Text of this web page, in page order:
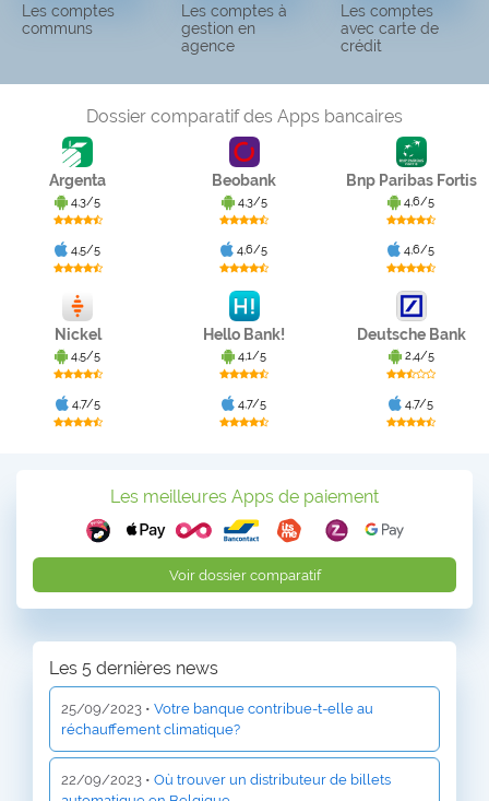
Les comptes
communs
Les comptes à
gestion en
agence
Les comptes
avec carte de
crédit
Dossier comparatif des Apps bancaires
Argenta
4,3/5
4,5/5
Beobank
4,3/5
4,6/5
Bnp Paribas Fortis
4,6/5
4,6/5
Nickel
4,5/5
4,7/5
Hello Bank!
4,1/5
4,7/5
Deutsche Bank
2,4/5
4,7/5
Les meilleures Apps de paiement
Voir dossier comparatif
Les 5 dernières news
25/09/2023 • Votre banque contribue-t-elle au
réchauffement climatique?
22/09/2023 • Où trouver un distributeur de billets